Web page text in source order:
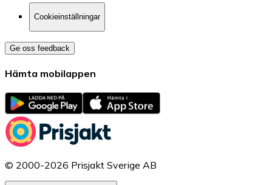
Cookieinställningar
Ge oss feedback
Hämta mobilappen
© 2000-2026 Prisjakt Sverige AB